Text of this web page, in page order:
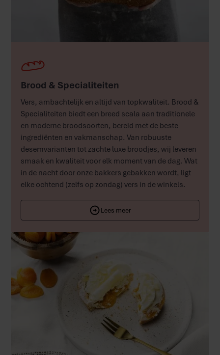
Brood & Specialiteiten
Vers, ambachtelijk en altijd van topkwaliteit. Brood &
Specialiteiten biedt een breed scala aan traditionele
en moderne broodsoorten, bereid met de beste
ingrediënten en vakmanschap. Van robuuste
desemvarianten tot zachte luxe broodjes, wij leveren
smaak en kwaliteit voor elk moment van de dag. Wat
in de nacht door onze bakkers gebakken wordt, ligt
elke ochtend (zelfs op zondag) vers in de winkels.
Lees meer